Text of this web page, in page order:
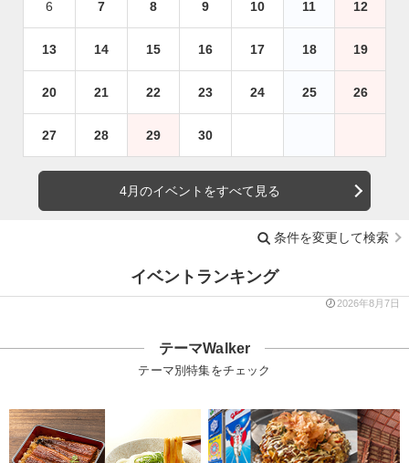
6 7 8 9 10 11 12
13 14 15 16 17 18 19
20 21 22 23 24 25 26
27 28 29 30
4月のイベントをすべて見る
条件を変更して検索
イベントランキング
2026年8月7日
テーマWalker
テーマ別特集をチェック